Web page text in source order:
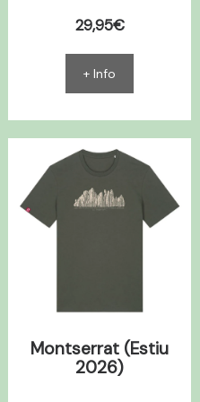
29,95€
+ Info
Montserrat (Estiu
2026)